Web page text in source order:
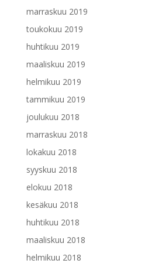
marraskuu 2019
toukokuu 2019
huhtikuu 2019
maaliskuu 2019
helmikuu 2019
tammikuu 2019
joulukuu 2018
marraskuu 2018
lokakuu 2018
syyskuu 2018
elokuu 2018
kesäkuu 2018
huhtikuu 2018
maaliskuu 2018
helmikuu 2018